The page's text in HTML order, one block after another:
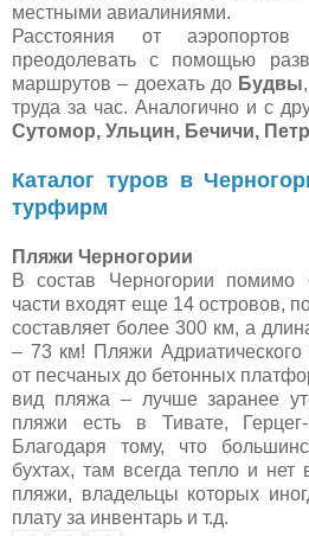
местными авиалиниями.
Расстояния от
преодолевать с помощью
маршрутов – доехать до Будвы
труда за час. Аналогично и с
Сутомор, Ульцин, Бечичи,
Каталог туров в
турфирм
Пляжи Черногории
В состав Черногории помимо
части входят еще 14 островов,
составляет более 300 км, а
– 73 км! Пляжи Адриатического
от песчаных до бетонных
вид пляжа – лучше заранее
пляжи есть в Тивате,
Благодаря тому, что
бухтах, там всегда тепло и нет
пляжи, владельцы которых
плату за инвентарь и т.д.